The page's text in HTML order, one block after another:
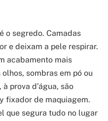
o segredo. Camadas
e deixam a pele respirar.
acabamento mais
sombras em pó ou
prova d’água, são
fixador de maquiagem.
que segura tudo no lugar